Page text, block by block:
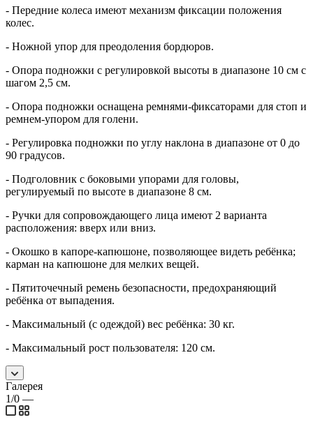
- Передние колеса имеют механизм фиксации положения
колес.
- Ножной упор для преодоления бордюров.
- Опора подножки с регулировкой высоты в диапазоне 10 см с
шагом 2,5 см.
- Опора подножки оснащена ремнями-фиксаторами для стоп и
ремнем-упором для голени.
- Регулировка подножки по углу наклона в диапазоне от 0 до
90 градусов.
- Подголовник с боковыми упорами для головы,
регулируемый по высоте в диапазоне 8 см.
- Ручки для сопровождающего лица имеют 2 варианта
расположения: вверх или вниз.
- Окошко в капоре-капюшоне, позволяющее видеть ребёнка;
карман на капюшоне для мелких вещей.
- Пятиточечный ремень безопасности, предохраняющий
ребёнка от выпадения.
- Максимальный (с одеждой) вес ребёнка: 30 кг.
- Максимальный рост пользователя: 120 см.
Галерея
1/0 —